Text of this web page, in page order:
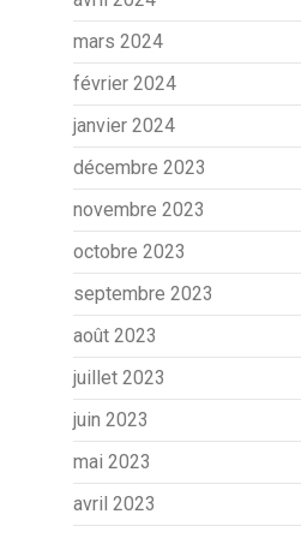
mars 2024
février 2024
janvier 2024
décembre 2023
novembre 2023
octobre 2023
septembre 2023
août 2023
juillet 2023
juin 2023
mai 2023
avril 2023